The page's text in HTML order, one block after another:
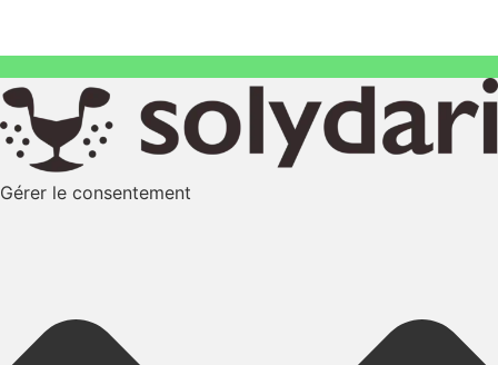
Gérer le consentement